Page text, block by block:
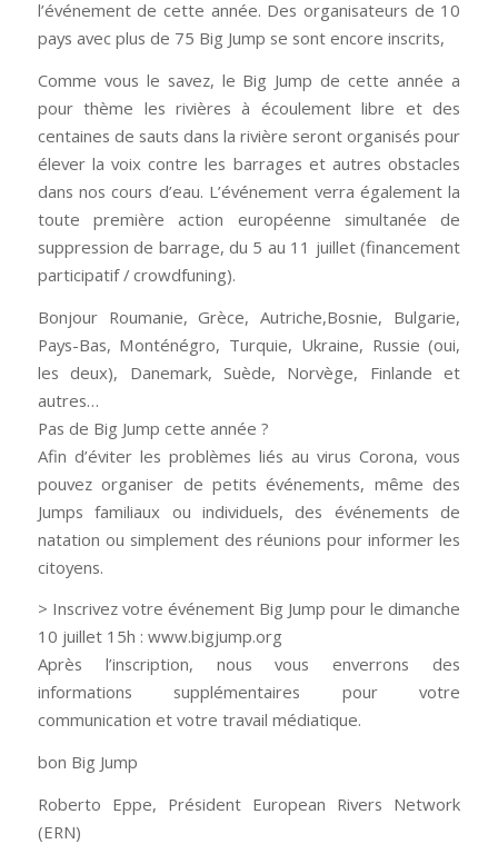
l’événement de cette année. Des organisateurs de 10
pays avec plus de 75 Big Jump se sont encore inscrits,
Comme vous le savez, le Big Jump de cette année a
pour thème les rivières à écoulement libre et des
centaines de sauts dans la rivière seront organisés pour
élever la voix contre les barrages et autres obstacles
dans nos cours d’eau. L’événement verra également la
toute première action européenne simultanée de
suppression de barrage, du 5 au 11 juillet (financement
participatif / crowdfuning).
Bonjour Roumanie, Grèce, Autriche,Bosnie, Bulgarie,
Pays-Bas, Monténégro, Turquie, Ukraine, Russie (oui,
les deux), Danemark, Suède, Norvège, Finlande et
autres…
Pas de Big Jump cette année ?
Afin d’éviter les problèmes liés au virus Corona, vous
pouvez organiser de petits événements, même des
Jumps familiaux ou individuels, des événements de
natation ou simplement des réunions pour informer les
citoyens.
> Inscrivez votre événement Big Jump pour le dimanche
10 juillet 15h : www.bigjump.org
Après l’inscription, nous vous enverrons des
informations supplémentaires pour votre
communication et votre travail médiatique.
bon Big Jump
Roberto Eppe, Président European Rivers Network
(ERN)